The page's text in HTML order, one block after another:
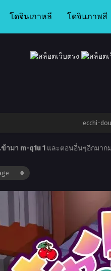
โดจินเกาหลี โดจินภาพสี
ecchi-
ามา m-q1u 1 และตอนอื่นๆอีกมาก